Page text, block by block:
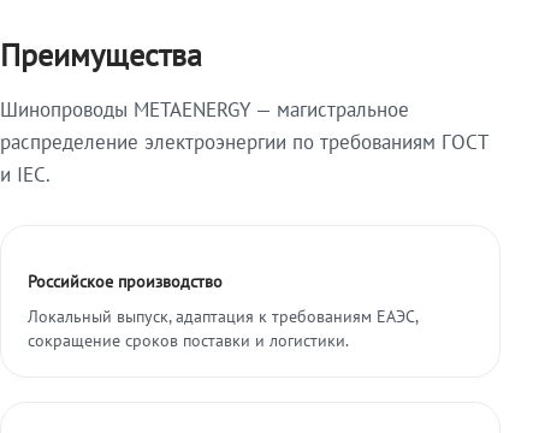
Преимущества
Шинопроводы METAENERGY — магистральное
распределение электроэнергии по требованиям ГОСТ
и IEC.
Российское производство
Локальный выпуск, адаптация к требованиям ЕАЭС,
сокращение сроков поставки и логистики.